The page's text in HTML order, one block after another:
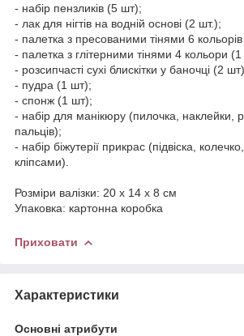
- набір пензликів (5 шт);
- лак для нігтів на водній основі (2 шт.);
- палетка з пресованими тінями 6
- палетка з глітерними тінями 4 кольори
- розсипчасті сухі блискітки у баночці (2
- пудра (1 шт);
- спонж (1 шт);
- набір для манікюру (пилочка, наклейки,
пальців);
- набір біжутерії прикрас (підвіска,
кліпсами).
Розміри валізки: 20 х 14 х 8 см
Упаковка: картонна коробка
Приховати
Характеристики
Основні атрибути